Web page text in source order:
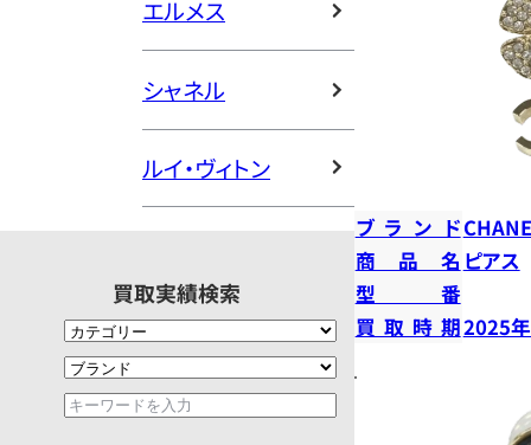
エルメス
シャネル
ルイ・ヴィトン
買取実績検索
ブランド
商品名 ピアス
型番
買取時期2025